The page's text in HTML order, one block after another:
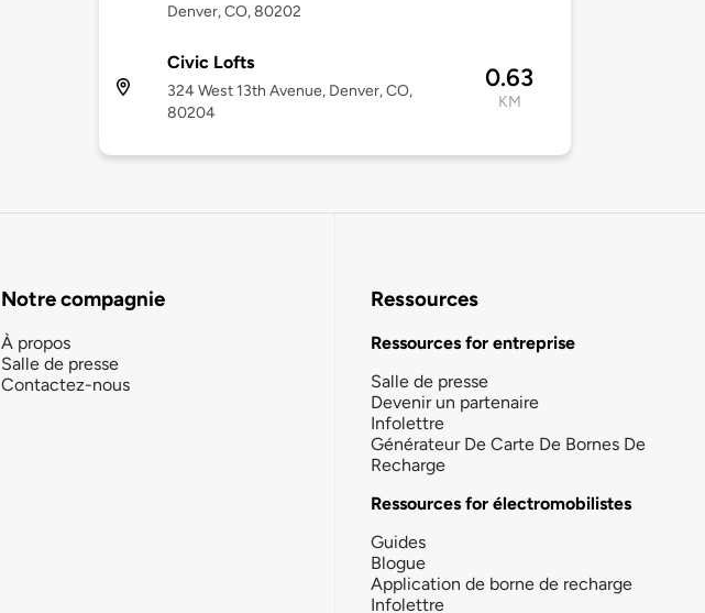
Denver, CO, 80202
Civic Lofts
324 West 13th Avenue, Denver, CO,
80204
0.63
KM
Notre compagnie
À propos
Salle de presse
Contactez-nous
Ressources
Ressources for entreprise
Salle de presse
Devenir un partenaire
Infolettre
Générateur De Carte De Bornes De
Recharge
Ressources for électromobilistes
Guides
Blogue
Application de borne de recharge
Infolettre